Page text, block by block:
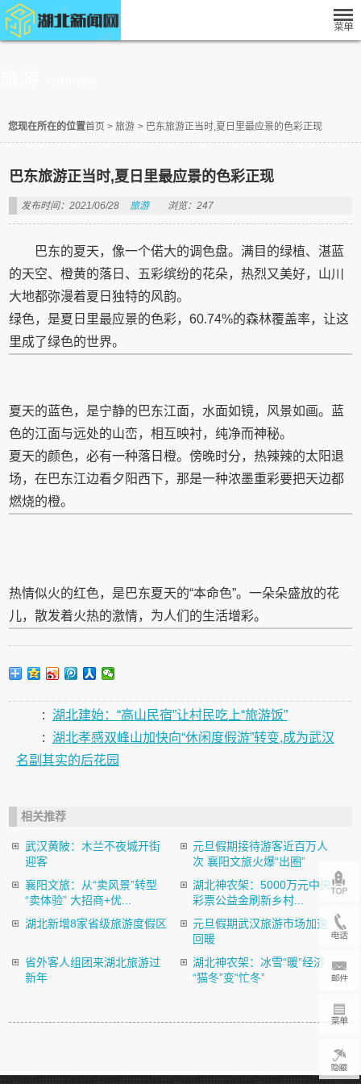
您现在所在的位置首页 > 旅游 > 巴东旅游正当时,夏日里最应景的色彩正现
巴东旅游正当时,夏日里最应景的色彩正现
发布时间：2021/06/28 旅游 浏览：247
巴东的夏天，像一个偌大的调色盘。满目的绿植、湛蓝
的天空、橙黄的落日、五彩缤纷的花朵，热烈又美好，山川
大地都弥漫着夏日独特的风韵。
绿色，是夏日里最应景的色彩，60.74%的森林覆盖率，让这
里成了绿色的世界。
夏天的蓝色，是宁静的巴东江面，水面如镜，风景如画。蓝
色的江面与远处的山峦，相互映衬，纯净而神秘。
夏天的颜色，必有一种落日橙。傍晚时分，热辣辣的太阳退
场，在巴东江边看夕阳西下，那是一种浓墨重彩要把天边都
燃烧的橙。
热情似火的红色，是巴东夏天的“本命色”。一朵朵盛放的花
儿，散发着火热的激情，为人们的生活增彩。
: 湖北建始：“高山民宿”让村民吃上“旅游饭”
: 湖北孝感双峰山加快向“休闲度假游”转变,成为武汉
名副其实的后花园
相关推荐
武汉黄陂：木兰不夜城开街
迎客
元旦假期接待游客近百万人
次 襄阳文旅火爆“出圈”
襄阳文旅：从“卖风景”转型
“卖体验” 大招商+优...
湖北神农架：5000万元中央
彩票公益金刷新乡村...
湖北新增8家省级旅游度假区
元旦假期武汉旅游市场加速
回暖
省外客人组团来湖北旅游过
新年
湖北神农架：冰雪“暖”经济
“猫冬”变“忙冬”